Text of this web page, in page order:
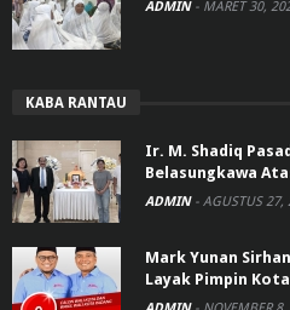
ADMIN - MARET 30,
KABA RANTAU
Ir. M. Shadiq
Belasungkawa
ADMIN - AGUSTUS 27,
Mark Yunan
Layak Pimpin